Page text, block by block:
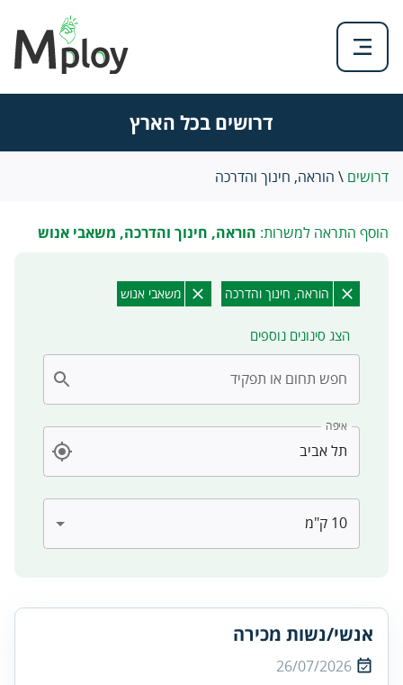
דרושים בכל הארץ
דרושים \ הוראה, חינוך והדרכה
הוסף התראה למשרות: הוראה, חינוך והדרכה, משאבי אנוש
הוראה, חינוך והדרכה משאבי אנוש
הצג סינונים נוספים
חפש תחום או תפקיד
איפה
אנשי/נשות מכירה
26/07/2026